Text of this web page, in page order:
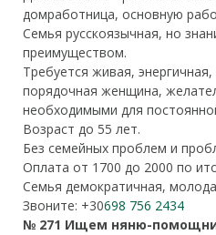
домработница, основную
Семья русскоязычная, но
преимуществом.
Требуется живая,
порядочная женщина,
необходимыми для
Возраст до 55 лет.
Без семейных проблем и
Оплата от 1700 до 2000 по
Семья демократичная,
Звоните: +30698 756 2434
№ 271 Ищем няню-